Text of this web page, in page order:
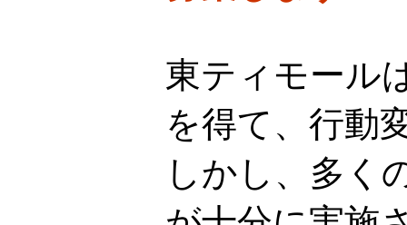
東ティモール
を得て、行動
しかし、多く